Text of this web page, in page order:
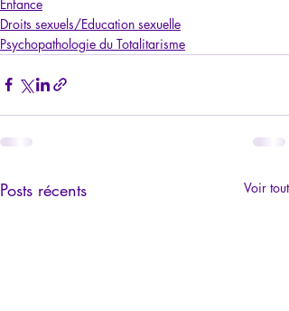
Enfance
Droits sexuels/Education sexuelle
Psychopathologie du Totalitarisme
Posts récents Voir tout